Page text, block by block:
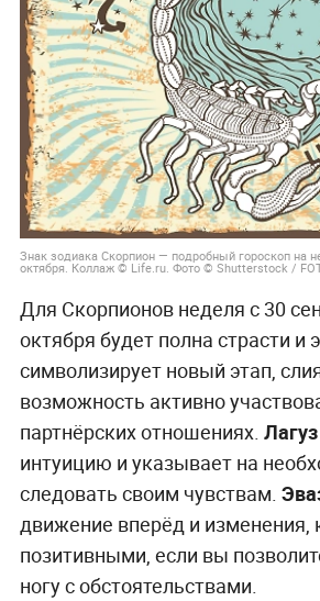
Знак зодиака Скорпион — подробный гороскоп на
октября. Коллаж © Life.ru. Фото © Shutterstock /
Для Скорпионов неделя с 30
октября будет полна страсти и
символизирует новый этап,
возможность активно
партнёрских отношениях. Лагуз
интуицию и указывает на
следовать своим чувствам.
движение вперёд и изменения,
позитивными, если вы
ногу с обстоятельствами.